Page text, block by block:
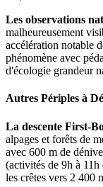
Les observations
malheureusement
accélération notable
phénomène avec
d'écologie grandeur
Autres Périples à
La descente First-
alpages et forêts de
avec 600 m de
(activités de 9h à
les crêtes vers 2 400